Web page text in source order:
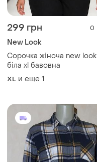
299 грн 0
New Look
Сорочка жіноча new look
біла xl бавовна
XL и еще 1